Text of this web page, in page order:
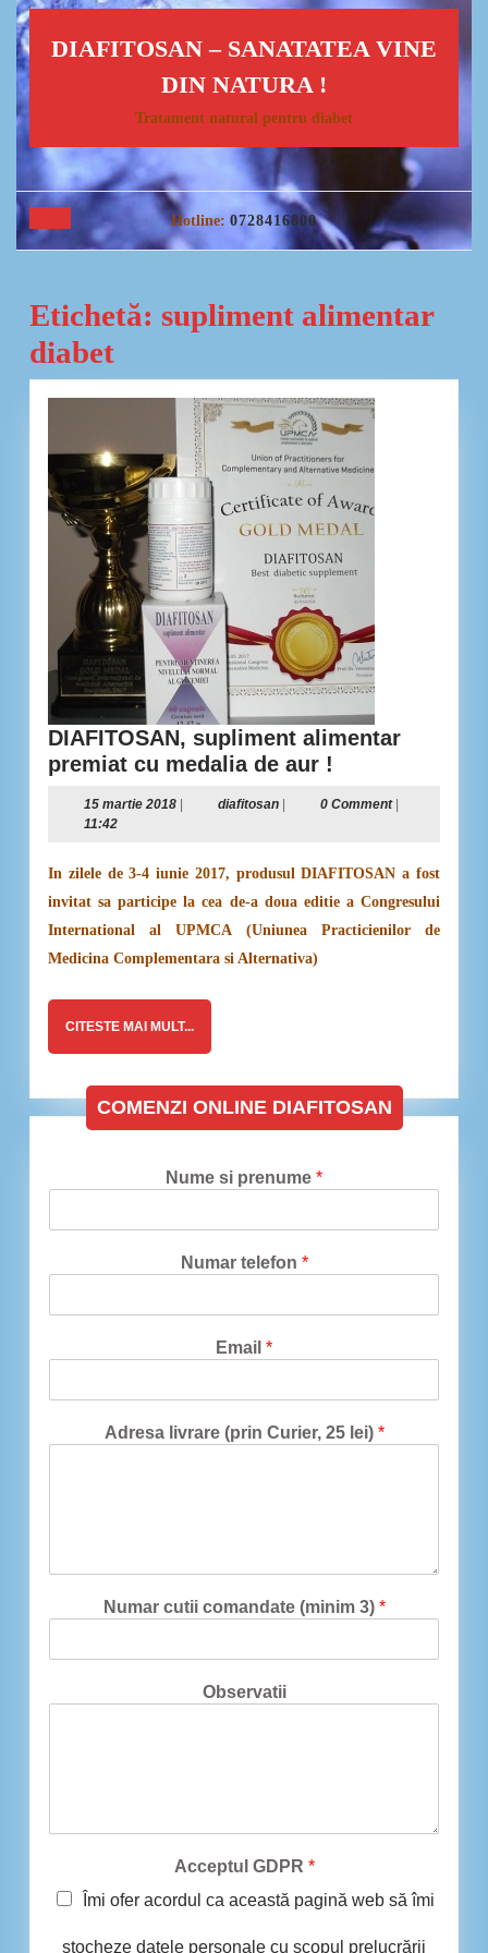
Skip
to
content
Skip
to
content
DIAFITOSAN – SANATATEA VINE
DIN NATURA !
Tratament natural pentru diabet
Open
Button
Hotline: 0728416800
Etichetă: supliment alimentar
diabet
DIAFITOSAN, supliment alimentar
premiat cu medalia de aur !
alimentar
cu
medalia
15 martie 201815
diafitosandiafitosan0 Comment
11:42
In zilele de 3-4 iunie 2017, produsul DIAFITOSAN a fost
invitat sa participe la cea de-a doua editie a Congresului
International al UPMCA (Uniunea Practicienilor de
Medicina Complementara si Alternativa)
CITESTE MAI MULT...CITESTE
COMENZI ONLINE DIAFITOSAN
Nume si prenume *
Numar telefon *
Email *
Adresa livrare (prin Curier, 25 lei) *
Numar cutii comandate (minim 3) *
Observatii
Acceptul GDPR *
Îmi ofer acordul ca această pagină web să îmi
stocheze datele personale cu scopul prelucrării